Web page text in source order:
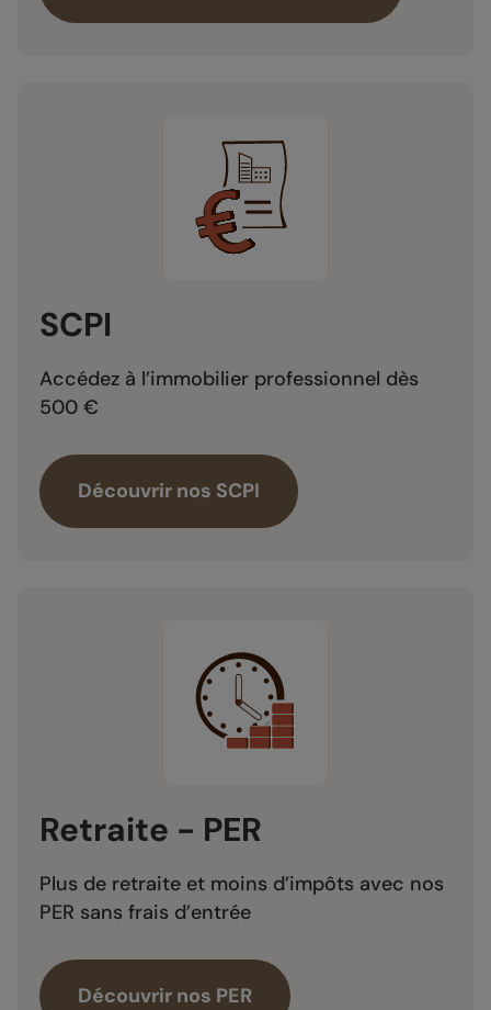
SCPI
Accédez à l’immobilier professionnel dès
500 €
Découvrir nos SCPI
Retraite - PER
Plus de retraite et moins d’impôts avec nos
PER sans frais d’entrée
Découvrir nos PER